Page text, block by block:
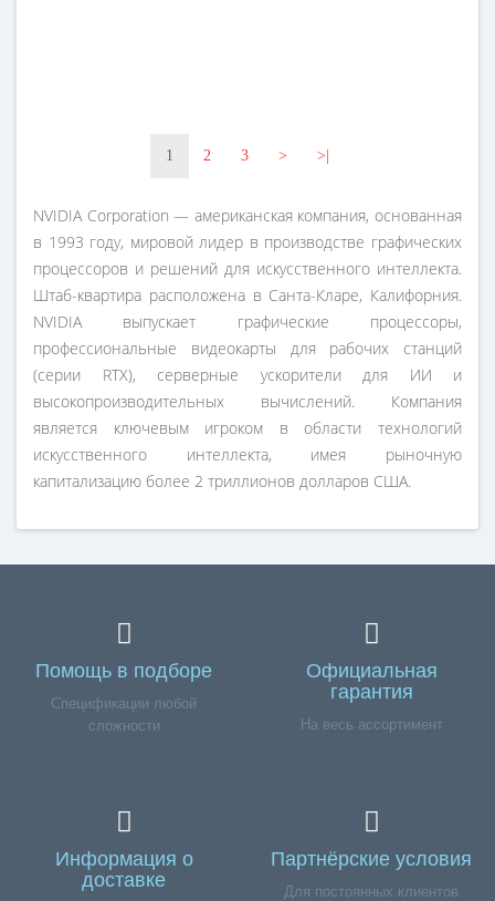
1 2 3 > >|
NVIDIA Corporation — американская компания, основанная
в 1993 году, мировой лидер в производстве графических
процессоров и решений для искусственного интеллекта.
Штаб-квартира расположена в Санта-Кларе, Калифорния.
NVIDIA выпускает графические процессоры,
профессиональные видеокарты для рабочих станций
(серии RTX), серверные ускорители для ИИ и
высокопроизводительных вычислений. Компания
является ключевым игроком в области технологий
искусственного интеллекта, имея рыночную
капитализацию более 2 триллионов долларов США.
Помощь в подборе
Спецификации любой
сложности
Официальная
гарантия
На весь ассортимент
Информация о
доставке
Партнёрские условия
Для постоянных клиентов